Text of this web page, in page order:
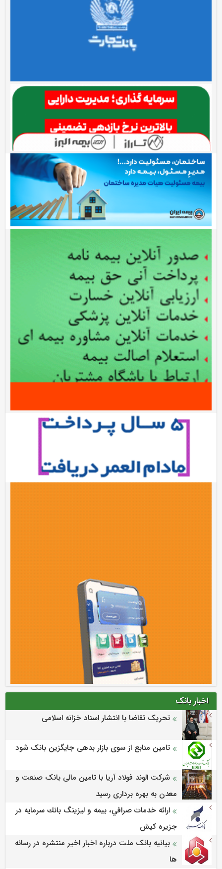
اخبار بانک
تحریک تقاضا با انتشار اسناد خزانه اسلامی
تامین منابع از سوی بازار بدهی جایگزین بانک شود
شرکت الوند فولاد آریا با تامین مالی بانک صنعت و
معدن به بهره برداری رسید
ارائه خدمات صرافي، بيمه و ليزينگ بانك سرمايه در
جزيره كيش
بیانیه بانک ملت درباره اخبار اخیر منتشره در رسانه
ها